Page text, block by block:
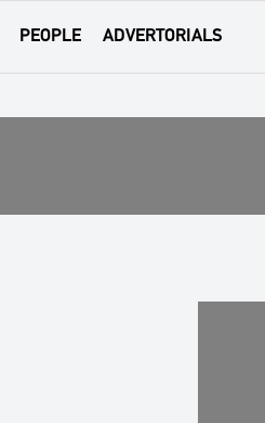
PEOPLE ADVERTORIALS